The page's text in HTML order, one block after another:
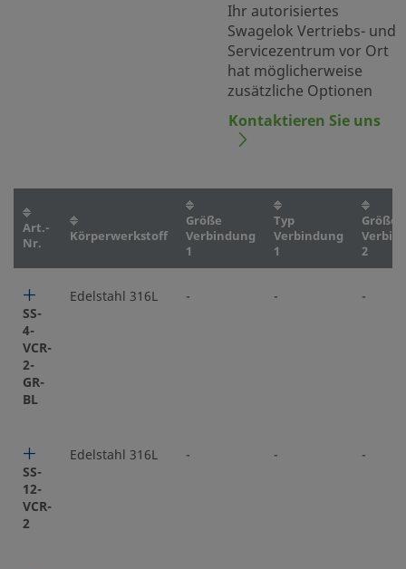
Ihr autorisiertes
Swagelok Vertriebs- und
Servicezentrum vor Ort
hat möglicherweise
zusätzliche Optionen
Kontaktieren Sie uns
Art.-
Nr.
Körperwerkstoff
Größe
Verbindung
1
Typ
Verbindung
1
Größe
2
SS-
4-
VCR-
2-
GR-
BL
Edelstahl 316L - - -
SS-
12-
VCR-
2
Edelstahl 316L - - -